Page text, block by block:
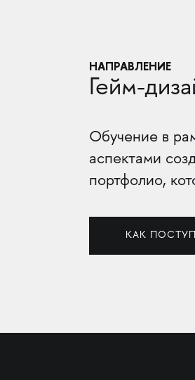
НАПРАВЛЕНИЕ
Гейм-
Обучение в
аспектами
портфолио,
КАК